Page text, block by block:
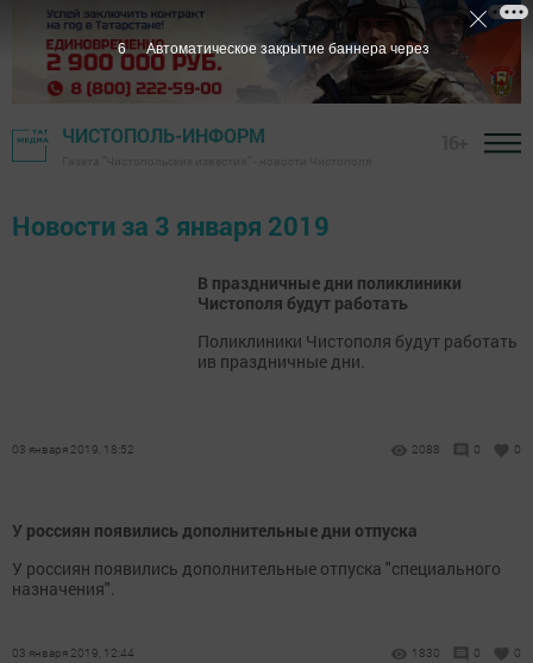
ЧИСТОПОЛЬ-ИНФОРМ
Новости за 3 января 2019
В праздничные дни поликлиники
Чистополя будут работать
Поликлиники Чистополя будут работать
ив праздничные дни.
03 января 2019, 18:52 2088 0 0
У россиян появились дополнительные дни отпуска
У россиян появились дополнительные отпуска "специального
назначения".
03 января 2019, 12:44 1830 0 0
5 Автоматическое закрытие баннера через